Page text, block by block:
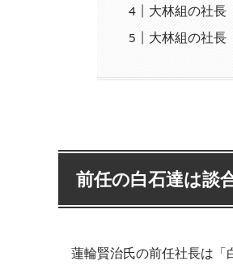
大林組の社長
大林組の社長
前任の白石達は談
蓮輪賢治氏の前任社長は